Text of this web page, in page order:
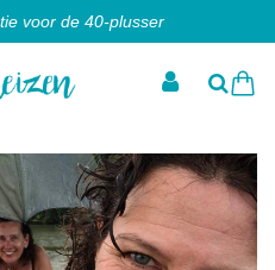
voor de 40-plusser